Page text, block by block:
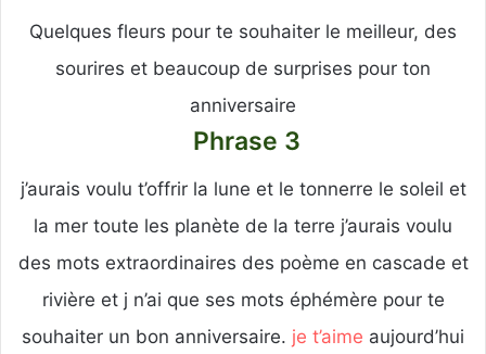
Quelques fleurs pour te souhaiter le meilleur, des
sourires et beaucoup de surprises pour ton
anniversaire
Phrase 3
j’aurais voulu t’offrir la lune et le tonnerre le soleil et
la mer toute les planète de la terre j’aurais voulu
des mots extraordinaires des poème en cascade et
rivière et j n’ai que ses mots éphémère pour te
souhaiter un bon anniversaire. je t’aime aujourd’hui